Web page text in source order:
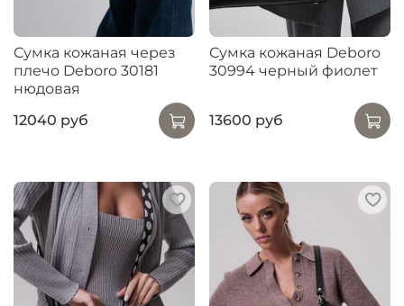
Сумка кожаная через
плечо Deboro 30181
нюдовая
12040 руб
Сумка кожаная Deboro
30994 черный фиолет
13600 руб